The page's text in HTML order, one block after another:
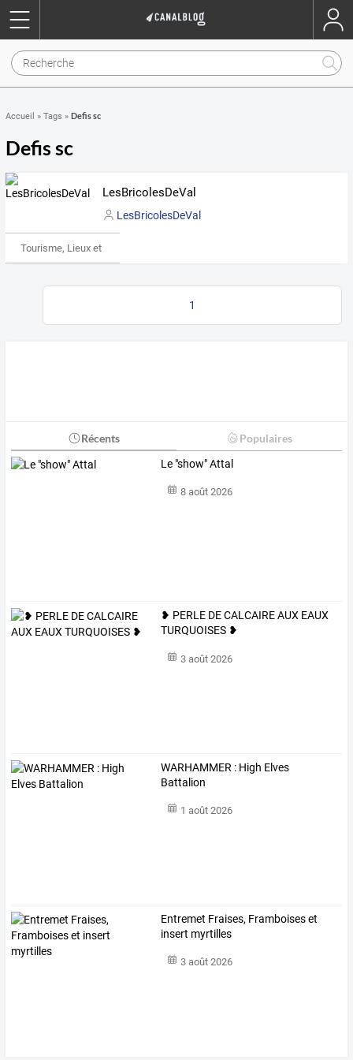
Accueil » Tags » Defis sc
Defis sc
LesBricolesDeVal
LesBricolesDeVal
Tourisme, Lieux et Événements
1
Récents Populaires
Le "show" Attal
8 août 2026
❥ PERLE DE CALCAIRE AUX EAUX
TURQUOISES ❥
3 août 2026
WARHAMMER : High Elves
Battalion
1 août 2026
Entremet Fraises, Framboises et
insert myrtilles
3 août 2026